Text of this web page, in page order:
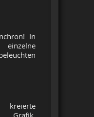
In
kreierte